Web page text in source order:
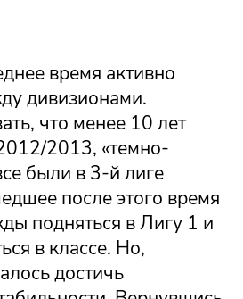
время активно
дивизионами.
что менее 10 лет
2013, «темно-
были в 3-й лиге
после этого время
подняться в Лигу 1 и
в классе. Но,
достичь